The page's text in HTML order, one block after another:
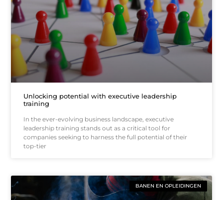
Unlocking potential with executive leadership
training
In the ever-evolving business landscape, executive
leadership training stands out as a critical tool for
companies seeking to harness the full potential of their
top-tier
BANEN EN OPLEIDINGEN